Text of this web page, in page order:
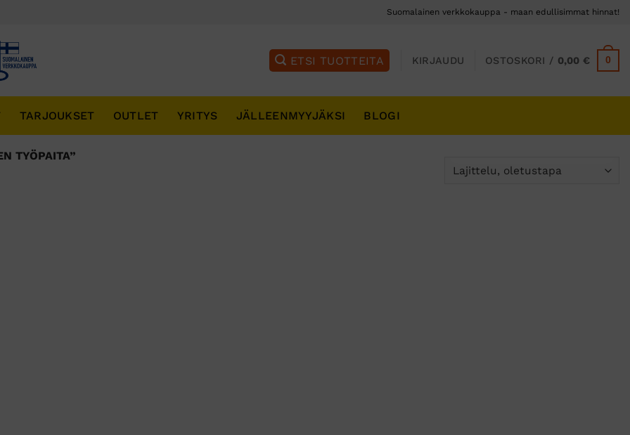
Suomalainen verkkokauppa - maan edullisimmat hinnat!
KIRJAUDU OSTOSKORI / 0,00€ 0
TARJOUKSET OUTLET YRITYS JÄLLEENMYYJÄKSI BLOGI
TYÖPAITA”